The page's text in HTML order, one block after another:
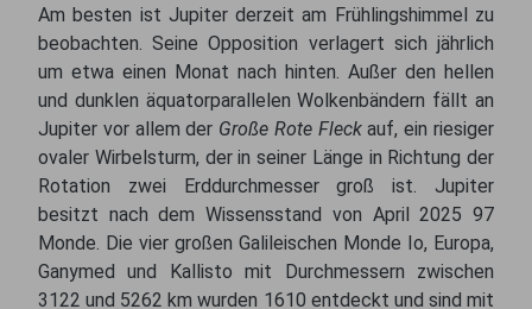
Am besten ist Jupiter derzeit am Frühlingshimmel zu
beobachten. Seine Opposition verlagert sich jährlich
um etwa einen Monat nach hinten. Außer den hellen
und dunklen äquatorparallelen Wolkenbändern fällt an
Jupiter vor allem der Große Rote Fleckauf, ein riesiger
ovaler Wirbelsturm, der in seiner Länge in Richtung der
Rotation zwei Erddurchmesser groß ist. Jupiter
besitzt nach dem Wissensstand von April 2025 97
Monde. Die vier großen Galileischen Monde Io, Europa,
Ganymed und Kallisto mit Durchmessern zwischen
3122 und 5262 km wurden 1610 entdeckt und sind mit